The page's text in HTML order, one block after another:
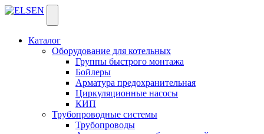
Каталог
Оборудование для котельных
Группы быстрого монтажа
Бойлеры
Арматура предохранительная
Циркуляционные насосы
КИП
Трубопроводные системы
Трубопроводы